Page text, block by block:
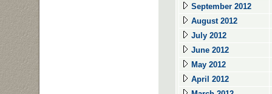
September 2012
August 2012
July 2012
June 2012
May 2012
April 2012